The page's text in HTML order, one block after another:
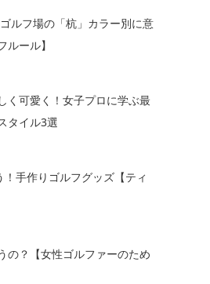
ルフ場の「杭」カラー別に意
ール】
く可愛く！女子プロに学ぶ最
タイル3選
手作りゴルフグッズ【ティ
の？【女性ゴルファーのため